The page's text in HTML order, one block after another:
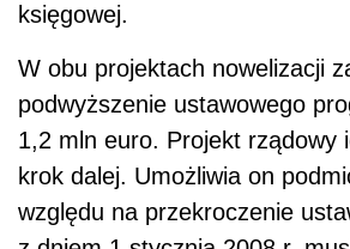
księgowej.
W obu projektach nowelizacji
podwyższenie ustawowego
1,2 mln euro. Projekt rządowy
krok dalej. Umożliwia on
względu na przekroczenie